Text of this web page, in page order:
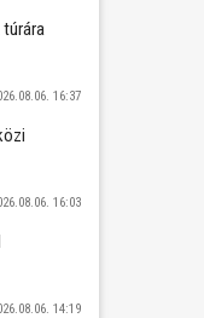
túrára
16:37
16:03
14:19